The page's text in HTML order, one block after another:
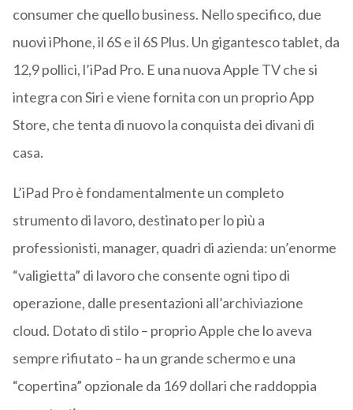
consumer che quello business. Nello specifico, due
nuovi iPhone, il 6S e il 6S Plus. Un gigantesco tablet, da
12,9 pollici, l’iPad Pro. E una nuova Apple TV che si
integra con Siri e viene fornita con un proprio App
Store, che tenta di nuovo la conquista dei divani di
casa.
L’iPad Pro è fondamentalmente un completo
strumento di lavoro, destinato per lo più a
professionisti, manager, quadri di azienda: un’enorme
“valigietta” di lavoro che consente ogni tipo di
operazione, dalle presentazioni all’archiviazione
cloud. Dotato di stilo – proprio Apple che lo aveva
sempre rifiutato – ha un grande schermo e una
“copertina” opzionale da 169 dollari che raddoppia